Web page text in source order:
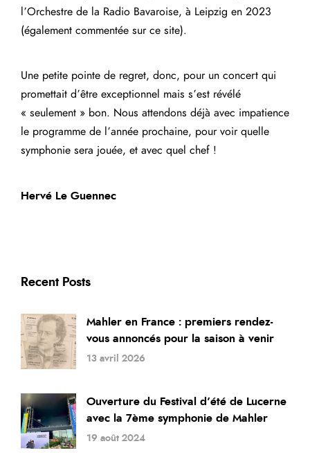
l’Orchestre de la Radio Bavaroise, à Leipzig en 2023
(également commentée sur ce site).
Une petite pointe de regret, donc, pour un concert qui
promettait d’être exceptionnel mais s’est révélé
« seulement » bon. Nous attendons déjà avec impatience
le programme de l’année prochaine, pour voir quelle
symphonie sera jouée, et avec quel chef !
Hervé Le Guennec
Recent Posts
Mahler en France : premiers rendez-
vous annoncés pour la saison à venir
13 avril 2026
Ouverture du Festival d’été de Lucerne
avec la 7ème symphonie de Mahler
19 août 2024